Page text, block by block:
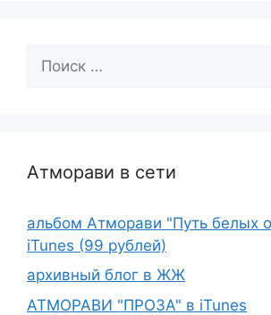
Атморави в сети
альбом Атморави "Путь белых
iTunes (99 рублей)
архивный блог в ЖЖ
АТМОРАВИ "ПРОЗА" в iTunes